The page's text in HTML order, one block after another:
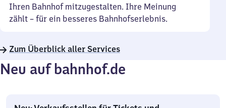
Ihren Bahnhof mitzugestalten. Ihre Meinung
zählt – für ein besseres Bahnhofserlebnis.
Zum Überblick aller Services
Neu auf bahnhof.de